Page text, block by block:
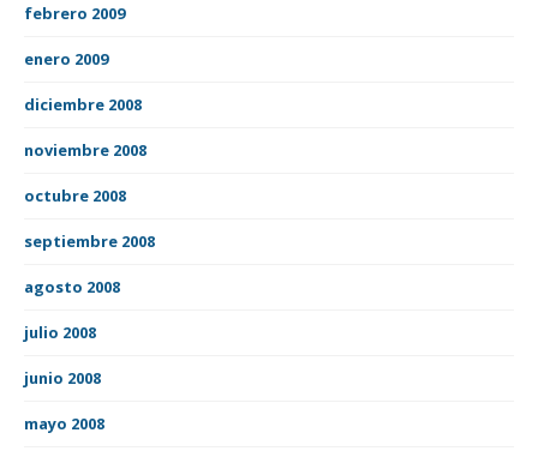
febrero 2009
enero 2009
diciembre 2008
noviembre 2008
octubre 2008
septiembre 2008
agosto 2008
julio 2008
junio 2008
mayo 2008